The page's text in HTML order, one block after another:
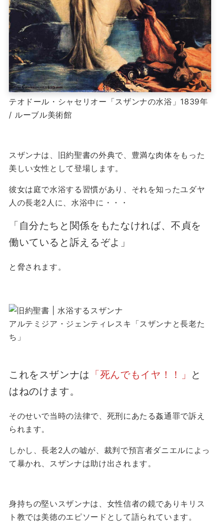
テオドール・シャセリオー「スザンナの水浴」1839年
/ ルーブル美術館
スザンナは、旧約聖書の外典で、豊満な肉体をもった
美しい女性として登場します。
彼女は庭で水浴する習慣があり、それを知ったユダヤ
人の長老2人に、水浴中に・・・
「自分たちと関係をもたなければ、不貞を
働いていると訴えるぞよ」
と脅されます。
アルテミジア・ジェンティレスキ「スザンナと長老た
ち」
これをスザンナは 「死んでもイヤ！！」
と
はねのけます。
そのせいで当時の法律で、死刑にあたる姦通罪で訴え
られます。
しかし、長老2人の嘘が、裁判で預言者ダニエルによっ
て暴かれ、スザンナは助け出されます。
身持ちの堅いスザンナは、女性信者の鏡でありキリス
ト教では美徳のエピソードとして語られています。